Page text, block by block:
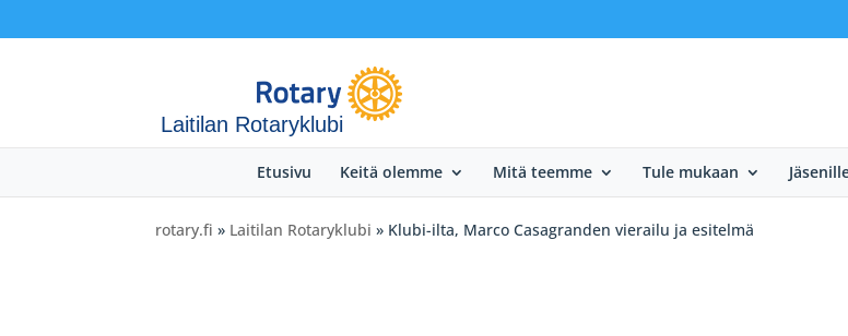
Laitilan Rotaryklubi
Etusivu Keitä olemme Mitä teemme Tule mukaan
rotary.fi » Laitilan Rotaryklubi » Klubi-ilta, Marco Casagranden vierailu ja esitelmä